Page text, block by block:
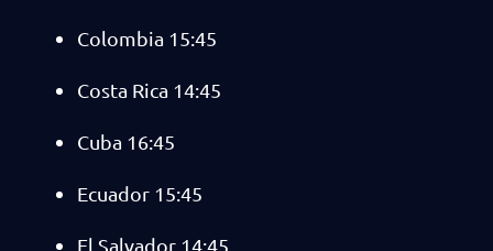
Colombia 15:45
Costa Rica 14:45
Cuba 16:45
Ecuador 15:45
El Salvador 14:45